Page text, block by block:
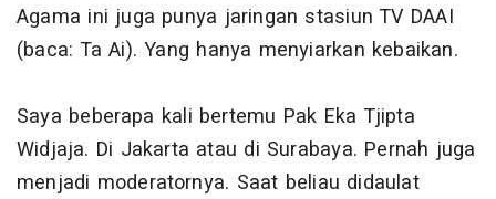
Agama ini juga punya jaringan stasiun TV DAAI
(baca: Ta Ai). Yang hanya menyiarkan kebaikan.
Saya beberapa kali bertemu Pak Eka Tjipta
Widjaja. Di Jakarta atau di Surabaya. Pernah juga
menjadi moderatornya. Saat beliau didaulat